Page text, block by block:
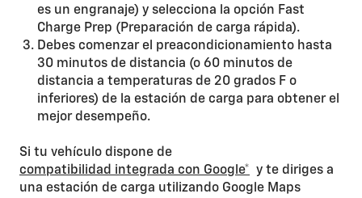
es un engranaje) y selecciona la opción Fast
Charge Prep (Preparación de carga rápida).
Debes comenzar el preacondicionamiento hasta
30 minutos de distancia (o 60 minutos de
distancia a temperaturas de 20 grados F o
inferiores) de la estación de carga para obtener el
mejor desempeño.
Si tu vehículo dispone de
compatibilidad integrada con Google* y te diriges a
una estación de carga utilizando Google Maps